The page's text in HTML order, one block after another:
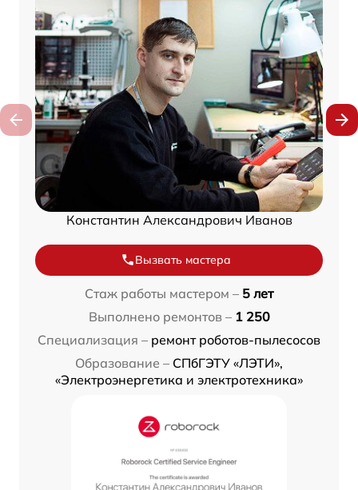
Константин Александрович Иванов
Вызвать мастера
Стаж работы мастером – 5 лет
Выполнено ремонтов – 1 250
Специализация – ремонт роботов-пылесосов
Образование – СПбГЭТУ «ЛЭТИ»,
«Электроэнергетика и электротехника»